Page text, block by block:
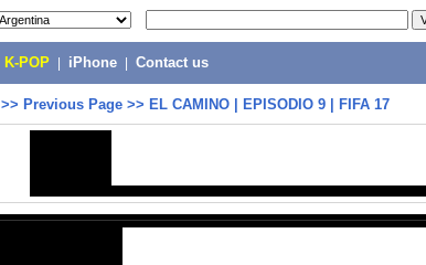
K-POP iPhone Contact us
>> Previous Page >> EL CAMINO | EPISODIO 9 | FIFA 17